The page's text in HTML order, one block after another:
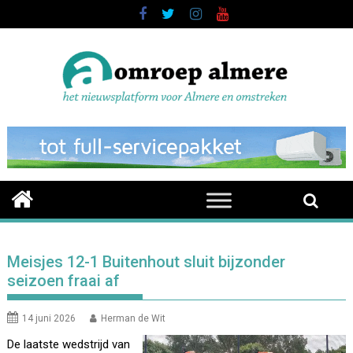
to
Meisjes 12-1 Buitenhout sluit bijzonder
seizoen fraai af
14 juni 2026 Herman de Wit
De laatste wedstrijd van